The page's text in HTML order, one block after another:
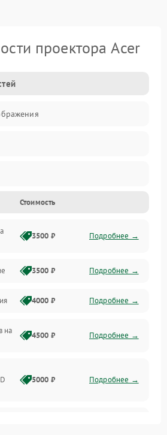
проектора Acer
и интерфейсов
Стоимость
3500 ₽ Подробнее →
3500 ₽ Подробнее →
4000 ₽ Подробнее →
на
4500 ₽ Подробнее →
5000 ₽ Подробнее →